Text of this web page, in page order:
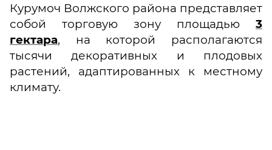
Курумоч Волжского района представляет
собой торговую зону площадью 3
гектара, на которой располагаются
тысячи декоративных и плодовых
растений, адаптированных к местному
климату.